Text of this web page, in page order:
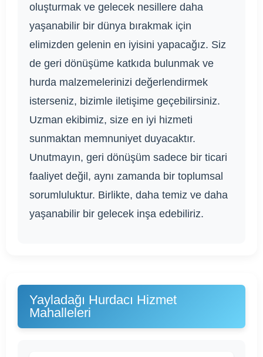
oluşturmak ve gelecek nesillere daha
yaşanabilir bir dünya bırakmak için
elimizden gelenin en iyisini yapacağız. Siz
de geri dönüşüme katkıda bulunmak ve
hurda malzemelerinizi değerlendirmek
isterseniz, bizimle iletişime geçebilirsiniz.
Uzman ekibimiz, size en iyi hizmeti
sunmaktan memnuniyet duyacaktır.
Unutmayın, geri dönüşüm sadece bir ticari
faaliyet değil, aynı zamanda bir toplumsal
sorumluluktur. Birlikte, daha temiz ve daha
yaşanabilir bir gelecek inşa edebiliriz.
Yayladağı Hurdacı Hizmet
Mahalleleri